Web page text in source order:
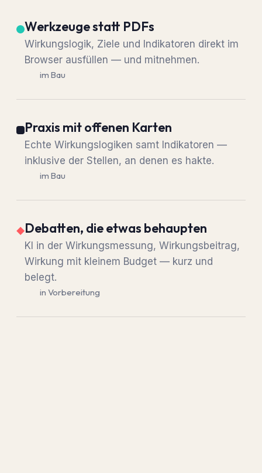
Werkzeuge statt PDFs
Wirkungslogik, Ziele und Indikatoren direkt im
Browser ausfüllen — und mitnehmen.
im Bau
Praxis mit offenen Karten
Echte Wirkungslogiken samt Indikatoren —
inklusive der Stellen, an denen es hakte.
im Bau
Debatten, die etwas behaupten
KI in der Wirkungsmessung, Wirkungsbeitrag,
Wirkung mit kleinem Budget — kurz und
belegt.
in Vorbereitung